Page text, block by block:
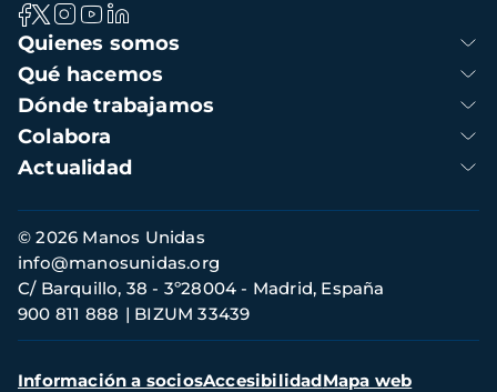
Navegación
principal
Quienes somos
Qué hacemos
Dónde trabajamos
Colabora
Actualidad
Información
de
contacto
© 2026 Manos Unidas
C/ Barquillo, 38 - 3º28004 - Madrid, España
900 811 888
BIZUM 33439
info@manosunidas.org
Menú
Información a sociosAccesibilidadMapa web